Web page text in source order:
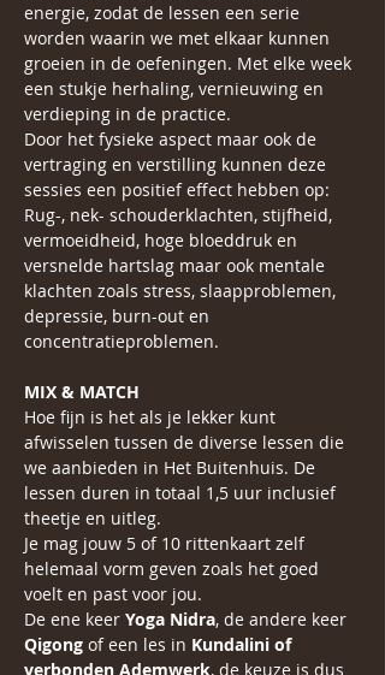
energie, zodat de lessen een serie
worden waarin we met elkaar kunnen
groeien in de oefeningen. Met elke week
een stukje herhaling, vernieuwing en
verdieping in de practice.
Door het fysieke aspect maar ook de
vertraging en verstilling kunnen deze
sessies een positief effect hebben op:
Rug-, nek- schouderklachten, stijfheid,
vermoeidheid, hoge bloeddruk en
versnelde hartslag maar ook mentale
klachten zoals stress, slaapproblemen,
depressie, burn-out en
concentratieproblemen.
MIX & MATCH
Hoe fijn is het als je lekker kunt
afwisselen tussen de diverse lessen die
we aanbieden in Het Buitenhuis. De
lessen duren in totaal 1,5 uur inclusief
theetje en uitleg.
Je mag jouw 5 of 10 rittenkaart zelf
helemaal vorm geven zoals het goed
voelt en past voor jou.
De ene keer Yoga Nidra, de andere keer
Qigong of een les in Kundalini of
verbonden Ademwerk, de keuze is dus